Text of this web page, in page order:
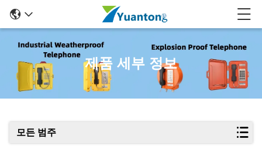
제품 세부 정보
모든 범주